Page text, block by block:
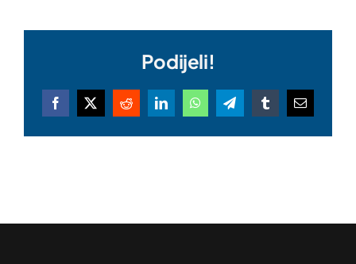
Podijeli!
Facebook
X RedditLinkedInWhatsAppTelegramTumblrEmail